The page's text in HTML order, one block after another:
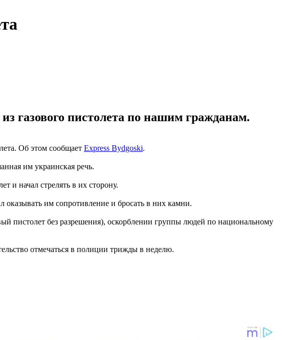
газового пистолета по нашим гражданам.
Об этом сообщает Express Bydgoski.
им украинская речь.
и начал стрелять в их сторону.
им сопротивление и бросать в них камни.
пистолет без разрешения), оскорблении группы людей по национальному
отмечаться в полиции трижды в неделю.